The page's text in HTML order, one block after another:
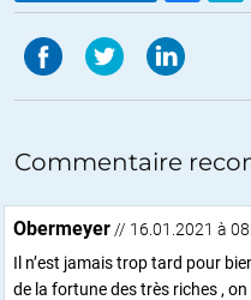
Commentaire
Obermeyer // 16.01.2021 à
Il n’est jamais trop tard pour
de la fortune des très riches ,